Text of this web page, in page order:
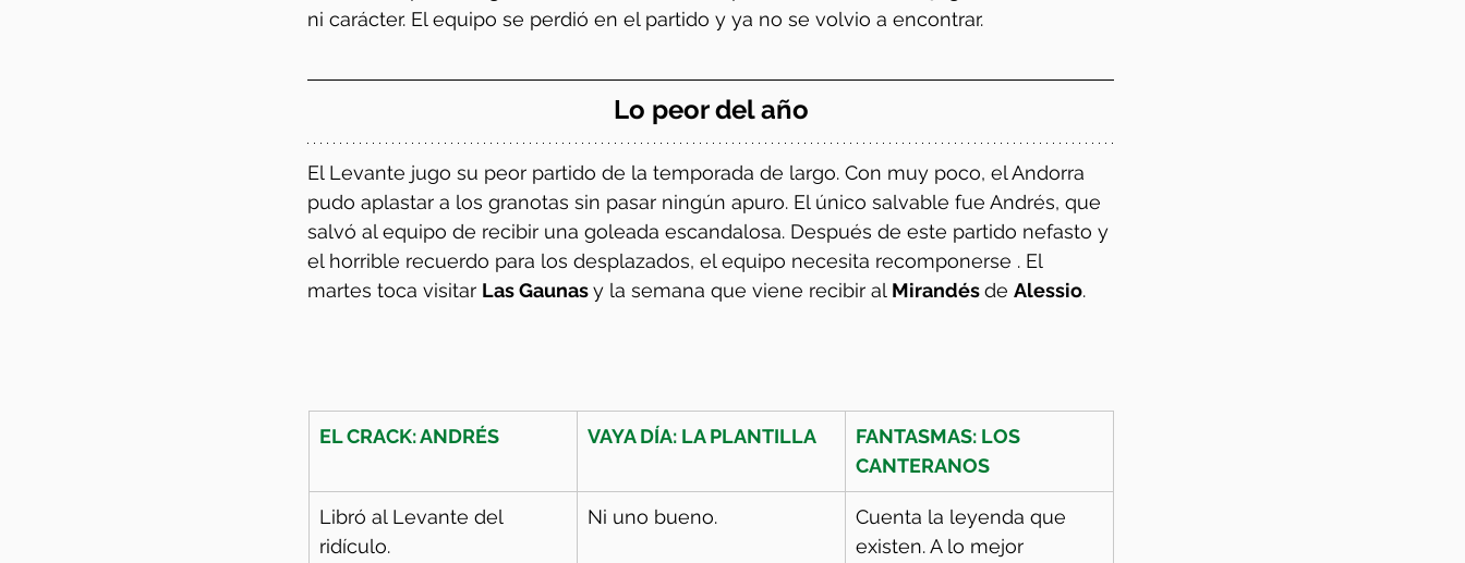
ni carácter. El equipo se perdió en el partido y ya no se volvio a encontrar.
Lo peor del año
El Levante jugo su peor partido de la temporada de largo. Con muy poco, el Andorra
pudo aplastar a los granotas sin pasar ningún apuro. El único salvable fue Andrés, que
salvó al equipo de recibir una goleada escandalosa. Después de este partido nefasto y
el horrible recuerdo para los desplazados, el equipo necesita recomponerse . El
martes toca visitar Las Gaunas y la semana que viene recibir al Mirandés de Alessio.
EL CRACK: ANDRÉS VAYA DÍA: LA PLANTILLA
FANTASMAS: LOS
CANTERANOS
Libró al Levante del
ridículo.
Ni uno bueno.
Cuenta la leyenda que
existen. A lo mejor